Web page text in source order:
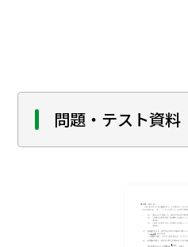
問題・テスト資料